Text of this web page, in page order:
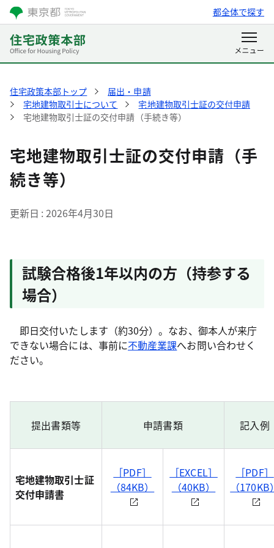
都全体で探す
住宅政策本部トップ
届出・申請
宅地建物取引士について
宅地建物取引士証の交付申請
宅地建物取引士証の交付申請（手続き等）
宅地建物取引士証の交付申請（手
続き等）
更新日 2026年4月30日
試験合格後1年以内の方（持参する
場合）
即日交付いたします（約30分）。なお、御本人が来庁
できない場合には、事前に不動産業課へお問い合わせく
ださい。
提出書類等 申請書類 記入例
宅地建物取引士証
交付申請書
［PDF］
（84KB）
［EXCEL］
（40KB）
［PDF］
（170KB